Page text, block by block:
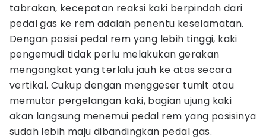
tabrakan, kecepatan reaksi kaki berpindah dari
pedal gas ke rem adalah penentu keselamatan.
Dengan posisi pedal rem yang lebih tinggi, kaki
pengemudi tidak perlu melakukan gerakan
mengangkat yang terlalu jauh ke atas secara
vertikal. Cukup dengan menggeser tumit atau
memutar pergelangan kaki, bagian ujung kaki
akan langsung menemui pedal rem yang posisinya
sudah lebih maju dibandingkan pedal gas.